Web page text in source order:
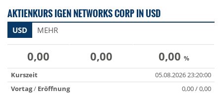
AKTIENKURS IGEN NETWORKS CORP IN USD
USD MEHR
0,00 0,00 0,00 %
Kurszeit
05.08.2026 23:20:00
Vortag/ Eröffnung 0,00 / 0,00